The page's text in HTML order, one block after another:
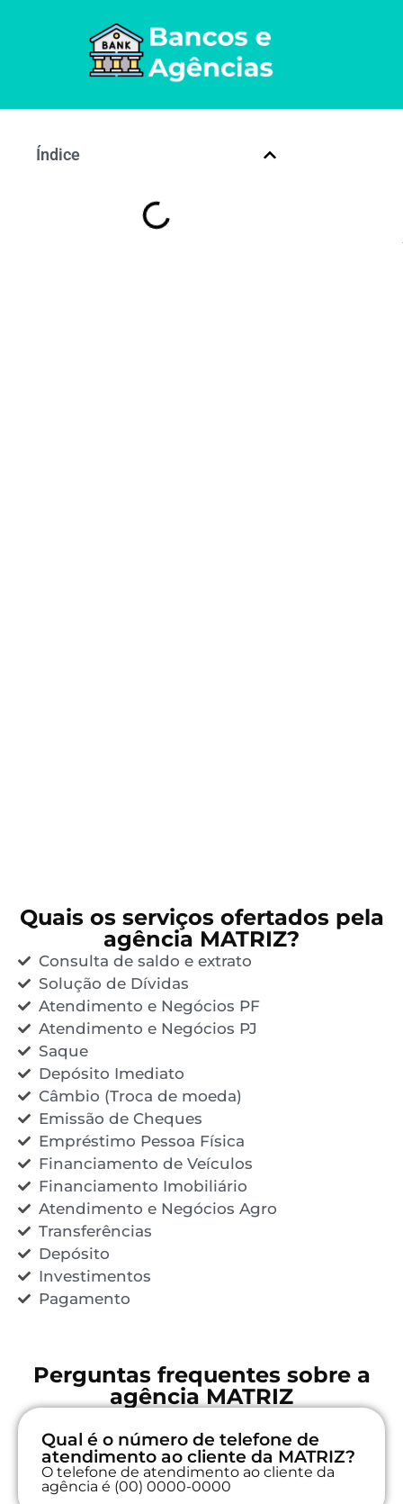
Índice
Quais os serviços ofertados pela
agência MATRIZ?
Consulta de saldo e extrato
Solução de Dívidas
Atendimento e Negócios PF
Atendimento e Negócios PJ
Saque
Depósito Imediato
Câmbio (Troca de moeda)
Emissão de Cheques
Empréstimo Pessoa Física
Financiamento de Veículos
Financiamento Imobiliário
Atendimento e Negócios Agro
Transferências
Depósito
Investimentos
Pagamento
Perguntas frequentes sobre a
agência MATRIZ
Qual é o número de telefone de
atendimento ao cliente da MATRIZ?
O telefone de atendimento ao cliente da
agência é (00) 0000-0000